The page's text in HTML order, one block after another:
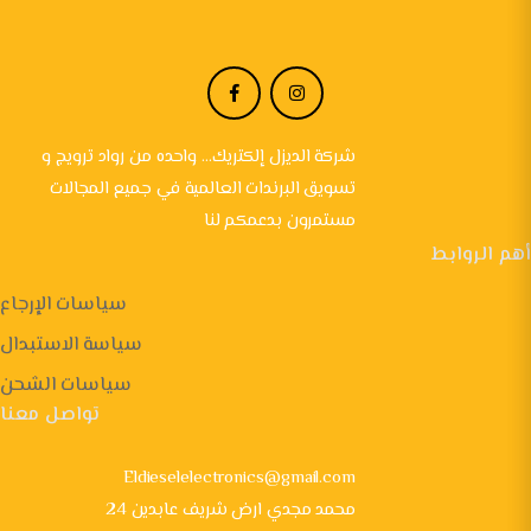
شركة الديزل إلكتريك... واحده من رواد ترويج و
تسويق البرندات العالمية في جميع المجالات
مستمرون بدعمكم لنا
أهم الروابط
سياسات الإرجاع
سياسة الاستبدال
سياسات الشحن
تواصل معنا
Eldieselelectronics@gmail.com
24 محمد مجدي ارض شريف عابدين